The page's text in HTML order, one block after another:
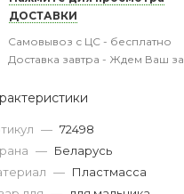
ДОСТАВКИ
Самовывоз с ЦС - бесплатно
Доставка завтра - Ждем Ваш
— 72498
— Беларусь
— Пластмасса